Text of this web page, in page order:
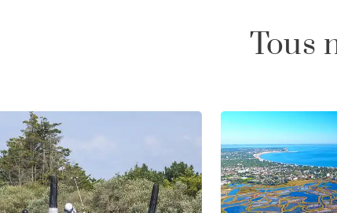
Tous